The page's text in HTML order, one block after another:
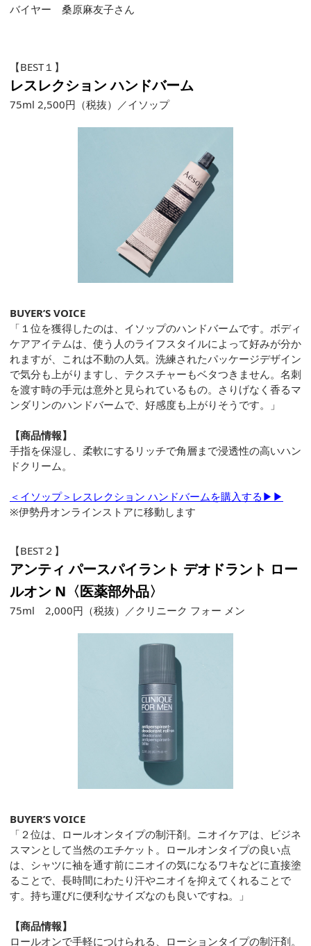
バイヤー 桑原麻友子さん
【BEST１】
レスレクション ハンドバーム
75ml 2,500円（税抜）／イソップ
BUYER’S VOICE
「１位を獲得したのは、イソップのハンドバームです。ボディ
ケアアイテムは、使う人のライフスタイルによって好みが分か
れますが、これは不動の人気。洗練されたパッケージデザイン
で気分も上がりますし、テクスチャーもベタつきません。名刺
を渡す時の手元は意外と見られているもの。さりげなく香るマ
ンダリンのハンドバームで、好感度も上がりそうです。」
【商品情報】
手指を保湿し、柔軟にするリッチで角層まで浸透性の高いハン
ドクリーム。
＜イソップ＞レスレクション ハンドバームを購入する▶▶
※伊勢丹オンラインストアに移動します
【BEST２】
アンティ パースパイラント デオドラント ロー
ルオン N〈医薬部外品〉
75ml 2,000円（税抜）／クリニーク フォー メン
BUYER’S VOICE
「２位は、ロールオンタイプの制汗剤。ニオイケアは、ビジネ
スマンとして当然のエチケット。ロールオンタイプの良い点
は、シャツに袖を通す前にニオイの気になるワキなどに直接塗
ることで、長時間にわたり汗やニオイを抑えてくれることで
す。持ち運びに便利なサイズなのも良いですね。」
【商品情報】
ロールオンで手軽につけられる、ローションタイプの制汗剤。